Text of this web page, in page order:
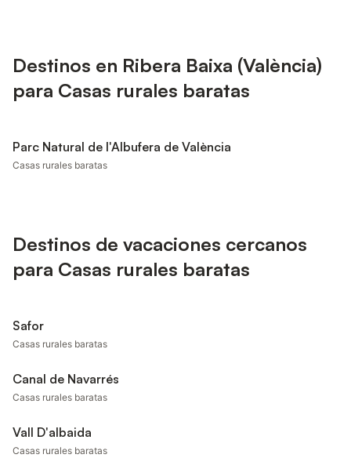
Destinos en Ribera Baixa (València)
para Casas rurales baratas
Parc Natural de l'Albufera de València
Casas rurales baratas
Destinos de vacaciones cercanos
para Casas rurales baratas
Safor
Casas rurales baratas
Canal de Navarrés
Casas rurales baratas
Vall D'albaida
Casas rurales baratas